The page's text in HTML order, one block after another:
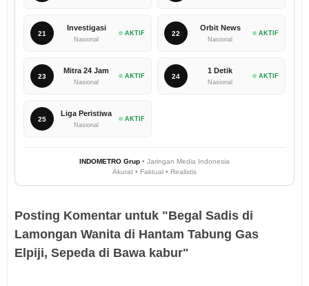
21
Investigasi
Nasional
AKTIF 22
Orbit News
Nasional
AKTIF
23
Mitra 24 Jam
Nasional
AKTIF 24
1 Detik
Nasional
AKTIF
25
Liga Peristiwa
Nasional
AKTIF
INDOMETRO Grup • Jaringan Media Indonesia
Akurat • Faktual • Realistis
Posting Komentar untuk "Begal Sadis di
Lamongan Wanita di Hantam Tabung Gas
Elpiji, Sepeda di Bawa kabur"